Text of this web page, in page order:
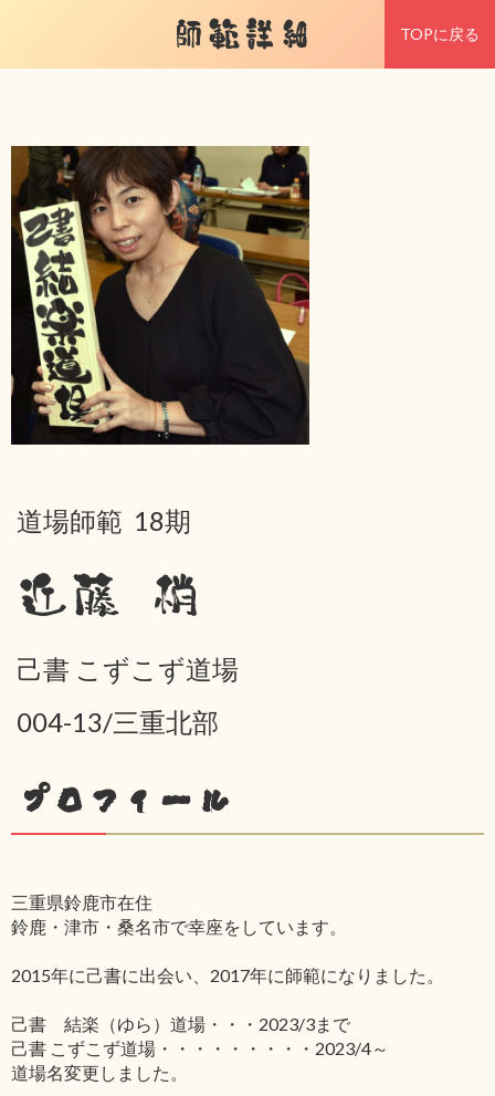
師範詳細 TOPに戻る
道場師範 18期
近藤 梢
己書 こずこず道場
004-13/三重北部
プロフィール
三重県鈴鹿市在住
鈴鹿・津市・桑名市で幸座をしています。
2015年に己書に出会い、2017年に師範になりました。
己書 結楽（ゆら）道場・・・2023/3まで
己書 こずこず道場・・・・・・・・・2023/4～
道場名変更しました。